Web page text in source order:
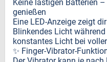
Keine lästigen Batterien
genießen
Eine LED-Anzeige zeigt
Blinkendes Licht
konstantes Licht bei
✨ Finger-Vibrator-